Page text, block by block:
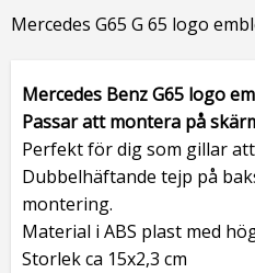
Mercedes G65 G 65 logo
Mercedes Benz G65 logo
Passar att montera på
Perfekt för dig som gillar
Dubbelhäftande tejp på
montering.
Material i ABS plast med
Storlek ca 15x2,3 cm